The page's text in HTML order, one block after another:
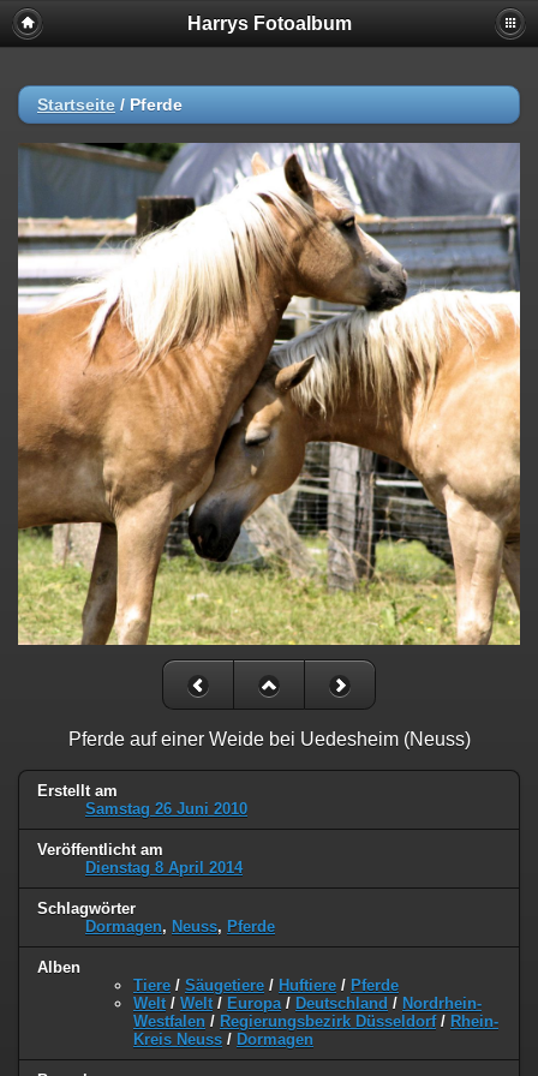
Harrys Fotoalbum
Startseite / Pferde
Pferde auf einer Weide bei Uedesheim (Neuss)
Erstellt am
Samstag 26 Juni 2010
Veröffentlicht am
Dienstag 8 April 2014
Schlagwörter
Dormagen, Neuss, Pferde
Alben
Tiere / Säugetiere / Huftiere / Pferde
Welt / Welt / Europa / Deutschland / Nordrhein-
Westfalen / Regierungsbezirk Düsseldorf/ Rhein-
Kreis Neuss / Dormagen